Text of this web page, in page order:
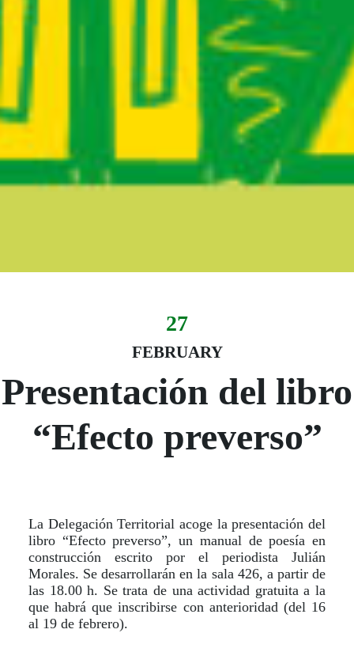
Fecha del evento
27
FEBRUARY
27 February
Presentación del libro
“Efecto preverso”
La Delegación Territorial acoge la presentación del
libro “Efecto preverso”, un manual de poesía en
construcción escrito por el periodista Julián
Morales. Se desarrollarán en la sala 426, a partir de
las 18.00 h. Se trata de una actividad gratuita a la
que habrá que inscribirse con anterioridad (del 16
al 19 de febrero).